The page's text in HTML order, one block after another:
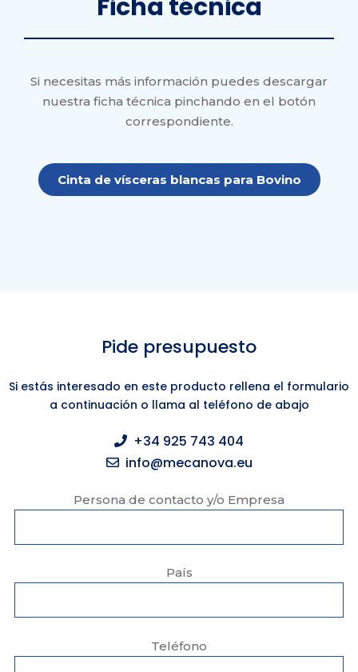
Ficha técnica
Si necesitas más información puedes descargar
nuestra ficha técnica pinchando en el botón
correspondiente.
Cinta de vísceras blancas para Bovino
Pide presupuesto
Si estás interesado en este producto rellena el formulario
a continuación o llama al teléfono de abajo
+34 925 743 404
info@mecanova.eu
Persona de contacto y/o Empresa
País
Teléfono